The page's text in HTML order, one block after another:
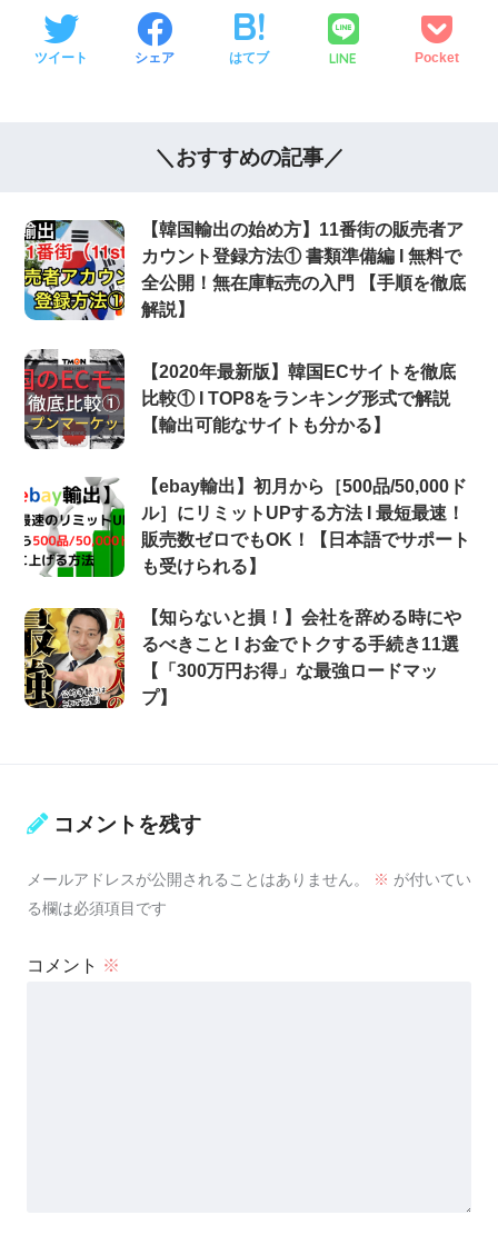
ツイート シェア はてブ LINE Pocket
＼おすすめの記事／
【韓国輸出の始め方】11番街の販売者ア
カウント登録方法① 書類準備編 Ι 無料で
全公開！無在庫転売の入門 【手順を徹底
解説】
【2020年最新版】韓国ECサイトを徹底
比較① Ι TOP8をランキング形式で解説
【輸出可能なサイトも分かる】
【ebay輸出】初月から［500品/50,000ド
ル］にリミットUPする方法 Ι 最短最速！
販売数ゼロでもOK！【日本語でサポート
も受けられる】
【知らないと損！】会社を辞める時にや
るべきこと Ι お金でトクする手続き11選
【「300万円お得」な最強ロードマッ
プ】
コメントを残す
メールアドレスが公開されることはありません。 ※ が付いてい
る欄は必須項目です
コメント ※